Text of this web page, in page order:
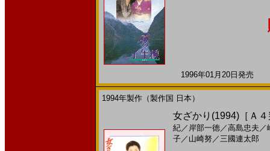
1996年01月20日発売
1994年製作（製作国 日本）
女ざかり(1994)［Ａ
紀／ 岸部一徳／高島忠夫 ／
子／ 山崎努 ／三國連太郎